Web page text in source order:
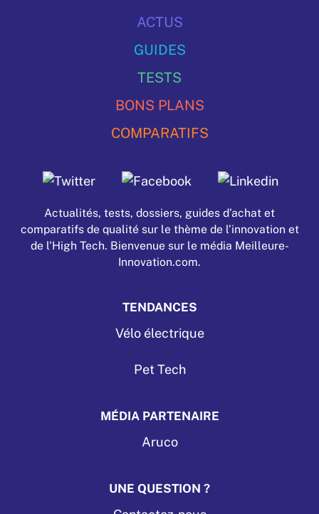
ACTUS
GUIDES
TESTS
BONS PLANS
COMPARATIFS
Actualités, tests, dossiers, guides d’achat et
comparatifs de qualité sur le thème de l’innovation et
de l'High Tech. Bienvenue sur le média Meilleure-
Innovation.com.
TENDANCES
Vélo électrique
Pet Tech
MÉDIA PARTENAIRE
Aruco
UNE QUESTION ?